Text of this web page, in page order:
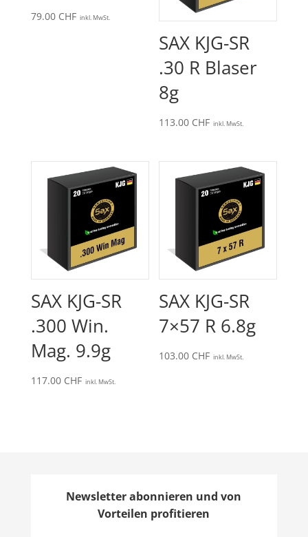
79.00 CHF inkl. MwSt.
SAX KJG-SR
.30 R Blaser
8g
113.00 CHF inkl. MwSt.
SAX KJG-SR
.300 Win.
Mag. 9.9g
117.00 CHF inkl. MwSt.
SAX KJG-SR
7×57 R 6.8g
103.00 CHF inkl. MwSt.
Newsletter abonnieren und von
Vorteilen profitieren